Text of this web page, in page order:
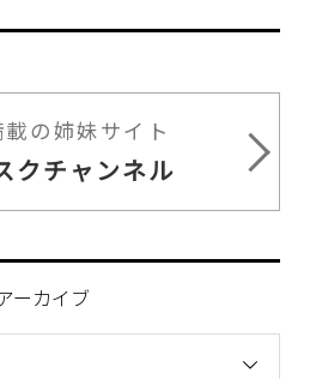
の姉妹サイト
クチャンネル
ーカイブ